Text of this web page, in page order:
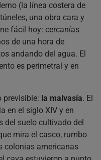
(la línea costera de
una obra cara y
fácil hoy: cercanías
de una hora de
andando del agua. El
es perimetral y en
previsible: la malvasía. El
en el siglo XIV y en
del suelo cultivado del
mira el casco, rumbo
colonias americanas